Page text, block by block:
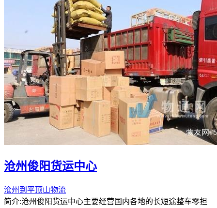
沧州俊阳货运中心
沧州到平顶山物流
简介:沧州俊阳货运中心主要经营国内各地的长短途整车零担